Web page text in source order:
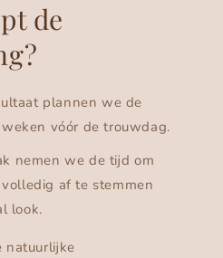
de
plannen we de
vóór de trouwdag.
nemen we de tijd om
af te stemmen
look.
natuurlijke